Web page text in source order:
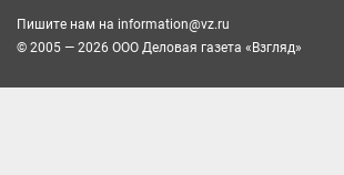
Пишите нам на information@vz.ru
© 2005 — 2026 ООО Деловая газета «Взгляд»